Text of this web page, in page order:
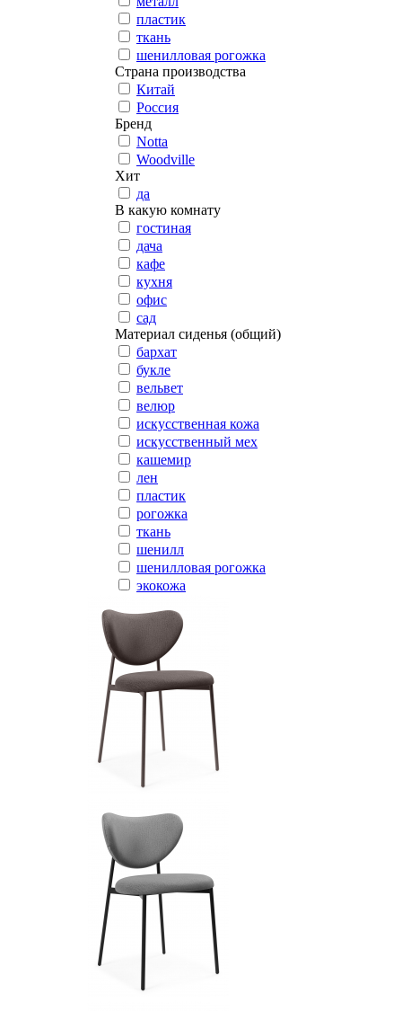
пластик
ткань
шенилловая рогожка
Страна производства
Китай
Россия
Бренд
Notta
Woodville
Хит
да
В какую комнату
гостиная
дача
кафе
кухня
офис
сад
Материал сиденья (общий)
бархат
букле
вельвет
велюр
искусственная кожа
искусственный мех
кашемир
лен
пластик
рогожка
ткань
шенилл
шенилловая рогожка
экокожа